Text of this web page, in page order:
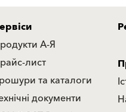
А-Я
лист
та каталоги
документи